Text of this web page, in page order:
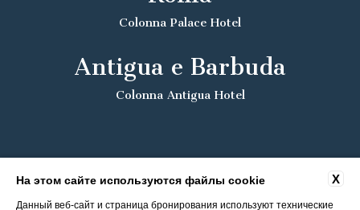
Colonna Palace Hotel
Antigua e Barbuda
Colonna Antigua Hotel
X
На этом сайте используются файлы cookie
Данный веб-сайт и страница бронирования используют технические